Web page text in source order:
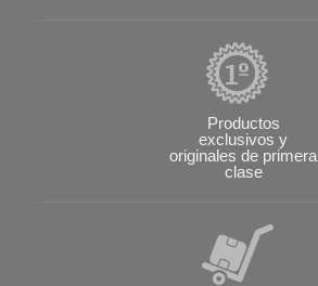
Productos
exclusivos y
originales de primera
clase